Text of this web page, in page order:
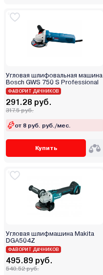
Kress
Krona
Maktec
Max-pro
Mekkan
Metabo
Mighty Seven
Milwaukee
Molot
Nexttool
Nikkey
Oasis
P.I.T.
Partisan
Patriot
Угловая шлифовальная машина
Bosch GWS 750 S Professional
ФАВОРИТ ДАЧНИКОВ
291.28 руб.
317.5 руб.
от 8 руб. руб./мес.
Купить
Угловая шлифмашина Makita
DGA504Z
ФАВОРИТ ДАЧНИКОВ
495.89 руб.
540.52 руб.